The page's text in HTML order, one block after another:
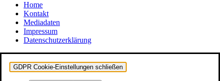
Home
Kontakt
Mediadaten
Impressum
Datenschutzerklärung
GDPR Cookie-Einstellungen schließen